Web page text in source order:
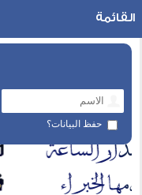
حفظ البيانات؟
القائمة